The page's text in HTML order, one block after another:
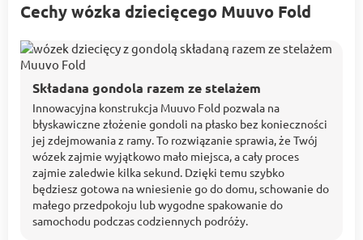
Cechy wózka dziecięcego Muuvo Fold
Składana gondola razem ze stelażem
Innowacyjna konstrukcja Muuvo Fold pozwala na
błyskawiczne złożenie gondoli na płasko bez konieczności
jej zdejmowania z ramy. To rozwiązanie sprawia, że Twój
wózek zajmie wyjątkowo mało miejsca, a cały proces
zajmie zaledwie kilka sekund. Dzięki temu szybko
będziesz gotowa na wniesienie go do domu, schowanie do
małego przedpokoju lub wygodne spakowanie do
samochodu podczas codziennych podróży.